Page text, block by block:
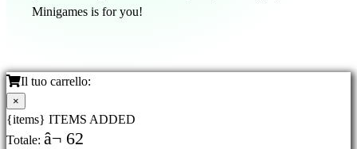
Minigames is for you!
Il tuo carrello:
×
{items} ITEMS ADDED
Totale: â¬ 62